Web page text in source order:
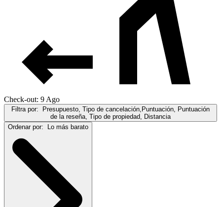
Check-out: 9 Ago
Filtra por:
Presupuesto, Tipo de cancelación,Puntuación, Puntuación
de la reseña, Tipo de propiedad, Distancia
Ordenar por:
Lo más barato